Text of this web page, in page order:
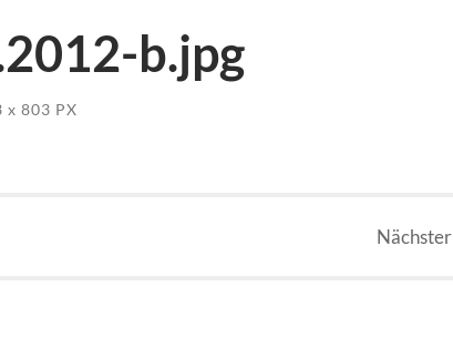
b.jpg
x 803 PX
Nächster